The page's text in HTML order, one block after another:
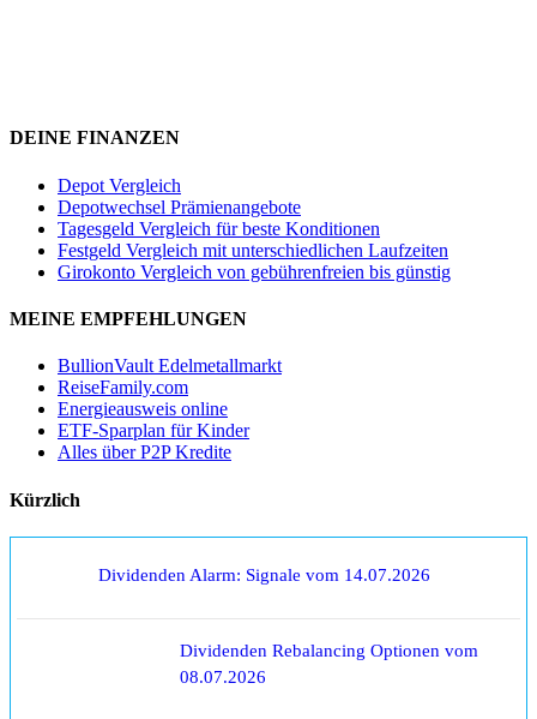
DEINE FINANZEN
Depot Vergleich
Depotwechsel Prämienangebote
Tagesgeld Vergleich für beste Konditionen
Festgeld Vergleich mit unterschiedlichen Laufzeiten
Girokonto Vergleich von gebührenfreien bis günstig
MEINE EMPFEHLUNGEN
BullionVault Edelmetallmarkt
ReiseFamily.com
Energieausweis online
ETF-Sparplan für Kinder
Alles über P2P Kredite
Kürzlich
Dividenden Alarm: Signale vom 14.07.2026
Dividenden Rebalancing Optionen vom
08.07.2026